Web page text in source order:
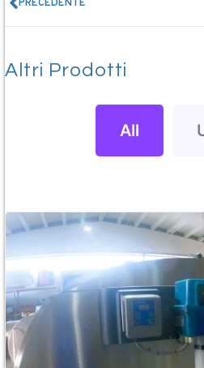
PRECEDENTE
Altri Prodotti
All